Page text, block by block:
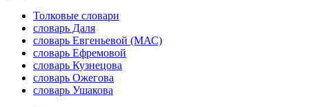
Толковые словари
словарь Даля
словарь Евгеньевой (МАС)
словарь Ефремовой
словарь Кузнецова
словарь Ожегова
словарь Ушакова